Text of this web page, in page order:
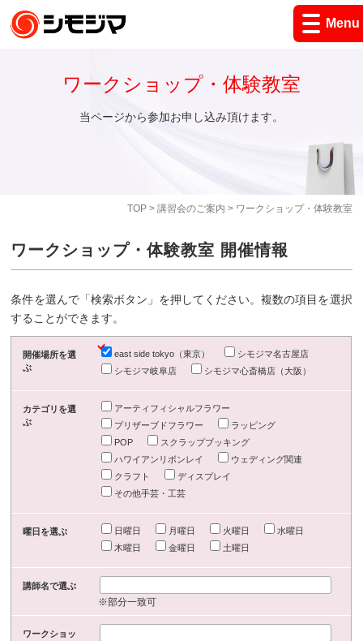
Menu
TOP> 講習会のご案内 > ワークショップ・体験教室
ワークショップ・体験教室
当ページから参加お申し込み頂けます。
ワークショップ・体験教室 開催情報
条件を選んで「検索ボタン」を押してください。複数の項目を選択
することができます。
開催場所を選
ぶ
east side tokyo（東京）
シモジマ名古屋店
シモジマ岐阜店
シモジマ心斎橋店（大阪）
カテゴリを選
ぶ
アーティフィシャルフラワー
プリザーブドフラワー
ラッピング
POP
スクラップブッキング
ハワイアンリボンレイ
ウェディング関連
クラフト
ディスプレイ
その他手芸・工芸
曜日を選ぶ 日曜日 月曜日 火曜日
水曜日
木曜日
金曜日 土曜日
講師名で選ぶ
※部分一致可
ワークショッ